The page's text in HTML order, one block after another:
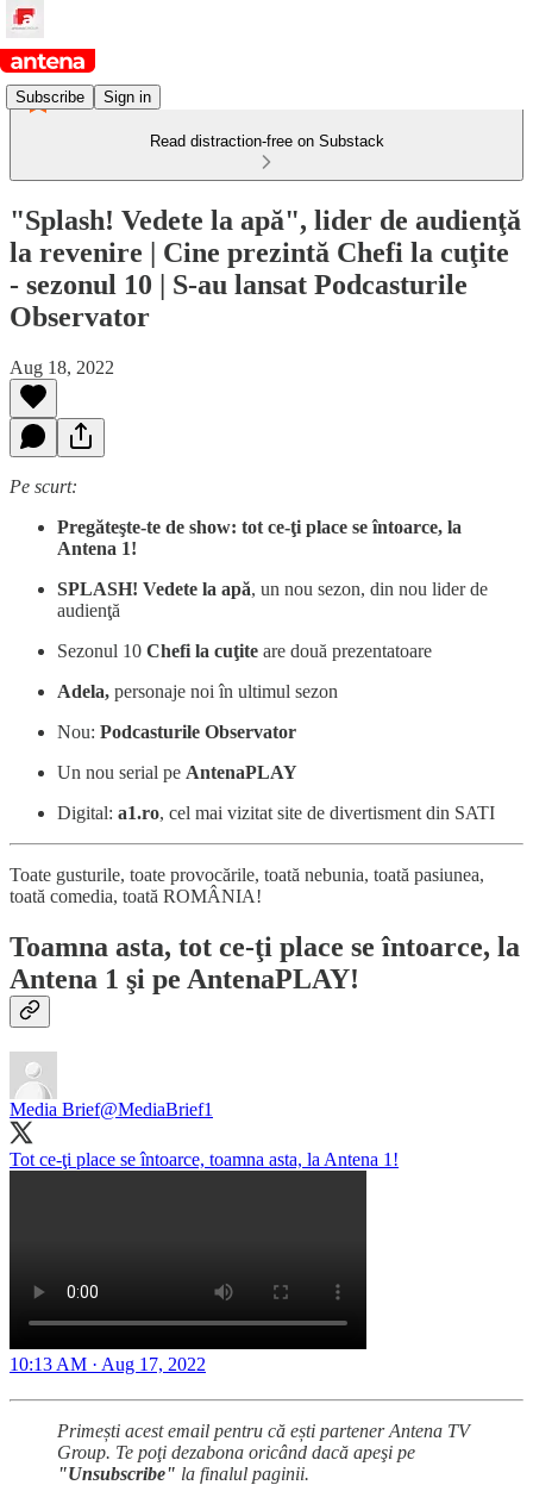
Subscribe Sign in
Read distraction-free on Substack
"Splash! Vedete la apă", lider de audienţă
la revenire | Cine prezintă Chefi la cuţite
- sezonul 10 | S-au lansat Podcasturile
Observator
Aug 18, 2022
Pe scurt:
Pregăteşte-te de show: tot ce-ţi place se întoarce, la
Antena 1!
SPLASH! Vedete la apă, un nou sezon, din nou lider de
audienţă
Sezonul 10 Chefi la cuţite are două prezentatoare
Adela, personaje noi în ultimul sezon
Nou: Podcasturile Observator
Un nou serial pe AntenaPLAY
Digital: a1.ro, cel mai vizitat site de divertisment din SATI
Toate gusturile, toate provocările, toată nebunia, toată pasiunea,
toată comedia, toată ROMÂNIA!
Toamna asta, tot ce-ţi place se întoarce, la
Antena 1 şi pe AntenaPLAY!
Media Brief@MediaBrief1
Tot ce-ţi place se întoarce, toamna asta, la Antena 1!
10:13 AM · Aug 17, 2022
Primești acest email pentru că ești partener Antena TV
Group. Te poţi dezabona oricând dacă apeşi pe
"Unsubscribe" la finalul paginii.